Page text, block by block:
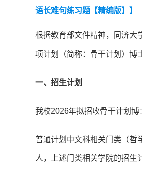
语长难句练习题【精编版】】
根据教育部文件精神，同济大
项计划（简称：骨干计划）博
一、招生计划
我校2026年拟招收骨干计划博
普通计划中文科相关门类（哲
人，上述门类相关学院的招生